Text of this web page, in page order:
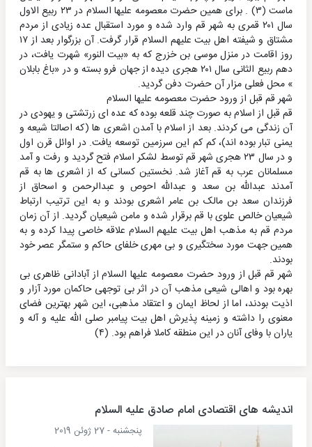
ماست (۳) . برای همین حضرت معصومه علیها السلام در ۲۳ ربیع الاول
سال ۲۰۱ قمری به شهر قم وارد شده و مورد استقبال عده زیادی از مردم
مشتاق و شیفته اهل بیت علیهم السلام قرار گرفت. آن بزرگوار بعد از ۱۷
روز اقامت در منزل موسی بن خزرج که به «بیت النور» شهرت یافت، در
دهم ربیع الثانی سال ۲۰۱ هجری دیده از جهان فرو بسته و در «باغ بابلان
» محل فعلی مزار آن حضرت دفن گردید.
شهر قم قبل از ورود حضرت معصومه علیها السلام
قم قبل از اسلام به صورت چند قلعه بوده که عده ای زرتشتی و یهودی در
آن زندگی می کردند. بعد از اسلام با آمدن اشعری ها (که اصالتا شیعه و
یمنی تبار بوده اند)، کم کم این سرزمین توسعه یافت. در اوائل قرن اول
و در سال ۲۳ هجری شهر قم توسط لشکر اسلام فتح گردید و رفت و آمد
مسلمانان عرب به قم آغاز شد. نخستین کسانی که از اشعری ها به قم
آمدند عبدالله بن سعد و عبدالله احوص و عبدالرحمن و اسحاق از
فرزندان سعد بن مالک بن عامر اشعری بودند و به این ترتیب ارتباط
شیعیان خالص علوی با قم برقرار شده و مامن شیعیان گردید. از آن زمان
مردم قم به مذهب اهل بیت علیهم السلام علاقه خاصی پیدا کرده و به
همین جهت مورد سختگیری و بی مهری خلفای حاکم و ستمگر عصر خود
بودند.
شهر قم قبل از ورود حضرت معصومه علیها السلام از آبادانی ظاهری بی
بهره بود و اهالی شیعی مذهب آن در اثر بی توجهی حاکمان مورد آزار و
اذیت بودند، اما از لحاظ ایمان و اعتقاد مذهبی، این شهر بهترین فضای
معنوی را داشته و زمینه پذیرش اهل بیت پیامبر صلی الله علیه و آله و
یاران با وفای آنان در این منطقه کاملا فراهم بود. (۴)
اندیشه های اقتصادی امام صادق علیه السلام
پنجشنبه - 27 ژوئن 2019